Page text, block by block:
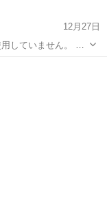
12月27日